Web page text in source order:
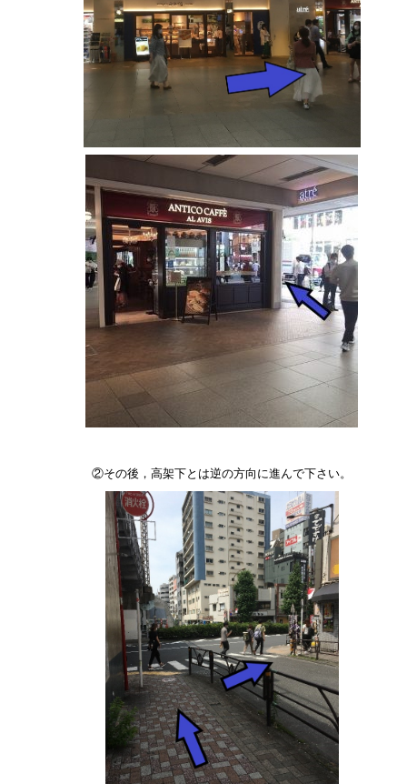
②その後，高架下とは逆の方向に進んで下さい。